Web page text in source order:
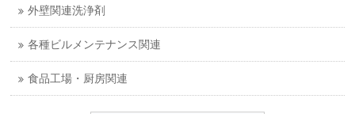
外壁関連洗浄剤
各種ビルメンテナンス関連
食品工場・厨房関連